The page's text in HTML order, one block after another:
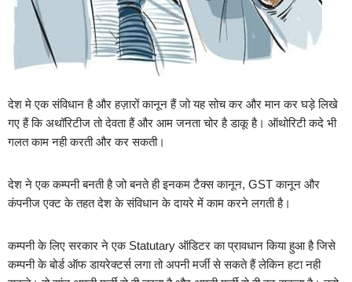
देश मे एक संविधान है और हज़ारों कानून हैं जो यह सोच कर और मान कर घड़े लिखे
गए हैं कि अथॉरिटीज तो देवता हैं और आम जनता चोर है डाकू है। ऑथोरिटी कदे भी
गलत काम नही करती और कर सकती।
देश ने एक कम्पनी बनती है जो बनते ही इनकम टैक्स कानून, GST कानून और
कंपनीज एक्ट के तहत देश के संविधान के दायरे में काम करने लगती है।
कम्पनी के लिए सरकार ने एक Statutary ऑडिटर का प्रावधान किया हुआ है जिसे
कम्पनी के बोर्ड ऑफ डायरेक्टर्स लगा तो अपनी मर्जी से सकते हैं लेकिन हटा नही